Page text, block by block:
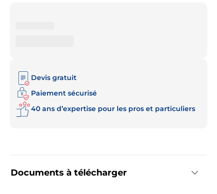
Documents à télécharger
Devis gratuit
Paiement sécurisé
40 ans d’expertise pour les pros et particuliers